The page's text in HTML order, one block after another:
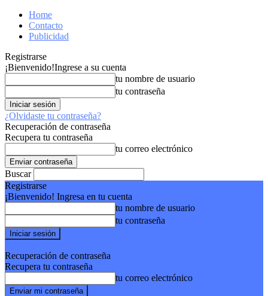
Home
Contacto
Publicidad
Registrarse
¡Bienvenido!Ingrese a su cuenta
tu nombre de usuario
tu contraseña
¿Olvidaste tu contraseña?
Recuperación de contraseña
Recupera tu contraseña
tu correo electrónico
Buscar
Registrarse
¡Bienvenido! Ingresa en tu cuenta
tu nombre de usuario
tu contraseña
Recuperación de contraseña
Recupera tu contraseña
tu correo electrónico